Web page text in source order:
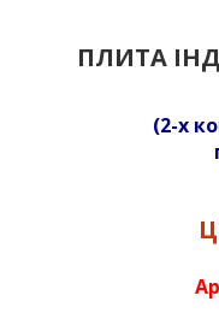
ПЛИТА
(2-х